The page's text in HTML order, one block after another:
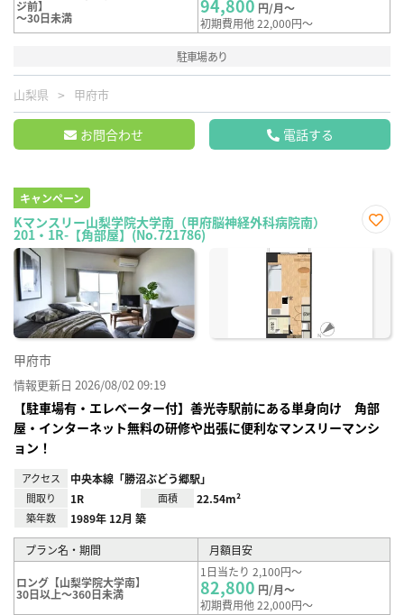
ジ前】
～30日未満
94,800 円/月～
初期費用他 22,000円～
駐車場あり
山梨県 甲府市
お問合わせ 電話する
キャンペーン
Kマンスリー山梨学院大学南（甲府脳神経外科病院南）
201・1R-【角部屋】(No.721786)
に入
甲府市
情報更新日 2026/08/02 09:19
【駐車場有・エレベーター付】善光寺駅前にある単身向け 角部
屋・インターネット無料の研修や出張に便利なマンスリーマンシ
ョン！
アクセス 中央本線「勝沼ぶどう郷駅」
間取り 1R 面積 22.54m²
築年数 1989年 12月 築
プラン名・期間 月額目安
ロング【山梨学院大学南】
30日以上～360日未満
1日当たり 2,100円～
82,800 円/月～
初期費用他 22,000円～